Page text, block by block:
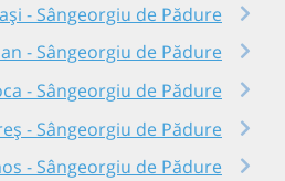
- Sângeorgiu de Pădure
- Sângeorgiu de Pădure
- Sângeorgiu de Pădure
- Sângeorgiu de Pădure
- Sângeorgiu de Pădure